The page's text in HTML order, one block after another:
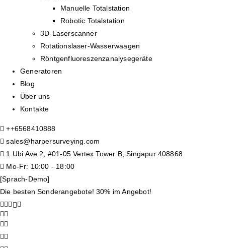
Manuelle Totalstation
Robotic Totalstation
3D-Laserscanner
Rotationslaser-Wasserwaagen
Röntgenfluoreszenzanalysegeräte
Generatoren
Blog
Über uns
Kontakte
++6568410888
sales@harpersurveying.com
1 Ubi Ave 2, #01-05 Vertex Tower B, Singapur 408868
Mo-Fr: 10:00 - 18:00
[Sprach-Demo]
Die besten Sonderangebote! 30% im Angebot!